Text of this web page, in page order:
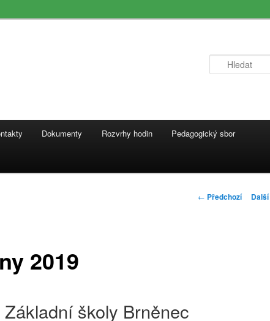
Dokumenty Rozvrhy hodin Pedagogický sbor
Navigace
← Předchozí Další
2019
školy Brněnec